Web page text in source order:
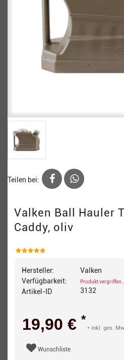
Teilen bei:
Valken Ball Hauler
Caddy, oliv
Hersteller:
Verfügbarkeit:
Artikel-ID
Valken
Produkt vergriffen
3132
19,90 € *
* inkl. ges.
Wunschliste